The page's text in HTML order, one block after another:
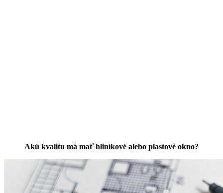
Akú kvalitu má mať hliníkové alebo plastové okno?